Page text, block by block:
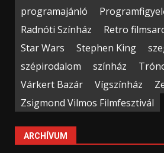
programajánló
Radnóti Színház
Retro
Star Wars
Stephen King
szépirodalom
színház
Várkert Bazár
Vígszínház
Zsigmond Vilmos Filmfesztivál
ARCHÍVUM